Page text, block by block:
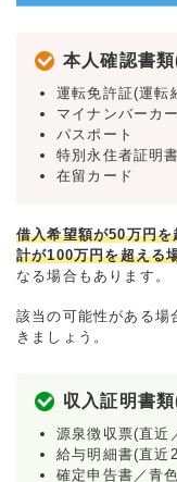
本人確認書
運転免許証(運転
マイナンバーカ
パスポート
特別永住者証明書
在留カード
借入希望額が50万円を
計が100万円を超える
なる場合もあります。
該当の可能性がある場
きましょう。
収入証明書
源泉徴収票(直近
給与明細書(直近
確定申告書／青